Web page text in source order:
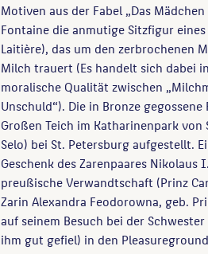
Motiven aus der Fabel „Das
Fontaine die anmutige Sitzfigur
Laitière), das um den zerbrochenen
Milch trauert (Es handelt sich dabei
moralische Qualität zwischen
Unschuld“). Die in Bronze
Großen Teich im Katharinenpark
Selo) bei St. Petersburg aufgestellt.
Geschenk des Zarenpaares
preußische Verwandtschaft (Prinz
Zarin Alexandra Feodorowna, geb.
auf seinem Besuch bei der
ihm gut gefiel) in den